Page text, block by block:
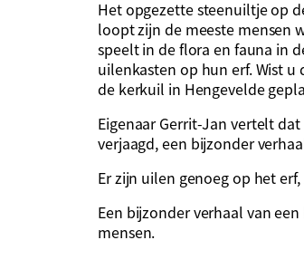
Het opgezette steenuiltje op
loopt zijn de meeste mensen
speelt in de flora en fauna in
uilenkasten op hun erf. Wist
de kerkuil in Hengevelde
Eigenaar Gerrit-Jan vertelt
verjaagd, een bijzonder
Er zijn uilen genoeg op het
Een bijzonder verhaal van
mensen.